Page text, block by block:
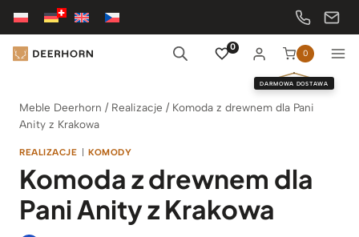
Przejdź
treści
0
0
DARMOWA DOSTAWA
Meble Deerhorn / Realizacje / Komoda z drewnem dla Pani
Anity z Krakowa
REALIZACJE | KOMODY
Komoda z drewnem dla
Pani Anity z Krakowa